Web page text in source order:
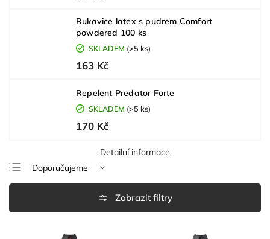
Rukavice latex s pudrem Comfort
powdered 100 ks
SKLADEM (>5 ks)
163 Kč
Repelent Predator Forte
SKLADEM (>5 ks)
170 Kč
Detailní informace
Doporučujeme
Nejlevnější